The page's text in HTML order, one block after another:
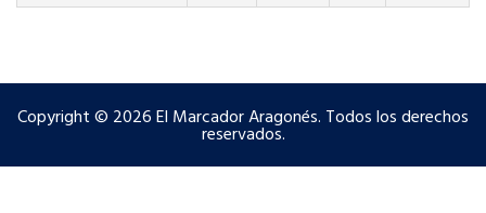
Copyright © 2026 El Marcador Aragonés. Todos los derechos
reservados.